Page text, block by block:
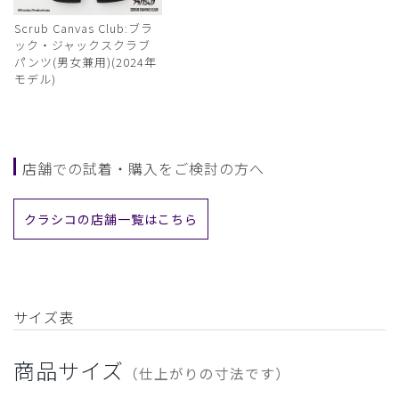
Scrub Canvas Club:ブラ
ック・ジャックスクラブ
パンツ(男女兼用)(2024年
モデル)
店舗での試着・購入をご検討の方へ
クラシコの店舗一覧はこちら
サイズ表
商品サイズ （仕上がりの寸法です）